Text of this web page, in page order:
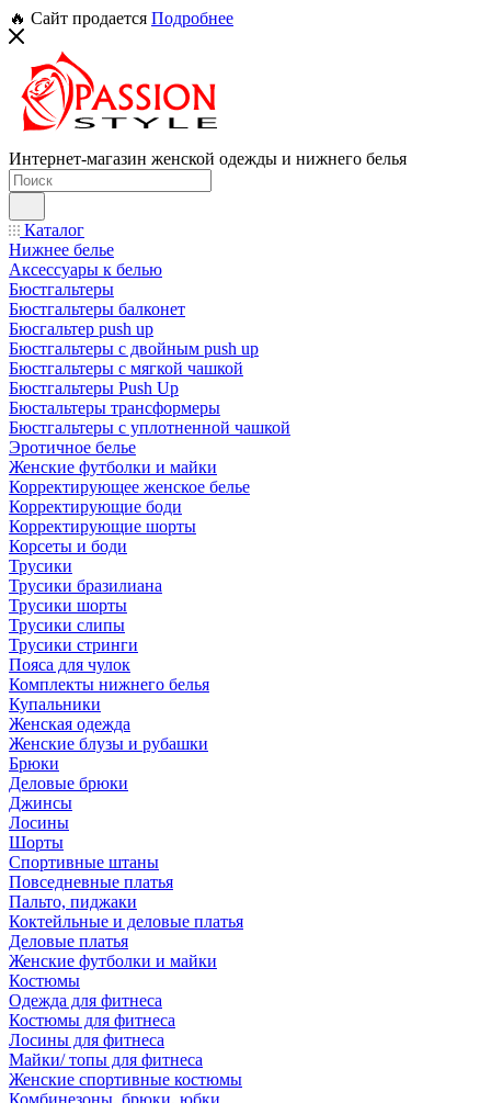
🔥 Сайт продается Подробнее
Интернет-магазин женской одежды и нижнего белья
Каталог
Нижнее белье
Аксессуары к белью
Бюстгальтеры
Бюстгальтеры балконет
Бюсгальтер push up
Бюстгальтеры с двойным push up
Бюстгальтеры с мягкой чашкой
Бюстгальтеры Push Up
Бюстальтеры трансформеры
Бюстгальтеры с уплотненной чашкой
Эротичное белье
Женские футболки и майки
Корректирующее женское белье
Корректирующие боди
Корректирующие шорты
Корсеты и боди
Трусики
Трусики бразилиана
Трусики шорты
Трусики слипы
Трусики стринги
Пояса для чулок
Комплекты нижнего белья
Купальники
Женская одежда
Женские блузы и рубашки
Брюки
Деловые брюки
Джинсы
Лосины
Шорты
Спортивные штаны
Повседневные платья
Пальто, пиджаки
Коктейльные и деловые платья
Деловые платья
Женские футболки и майки
Костюмы
Одежда для фитнеса
Костюмы для фитнеса
Лосины для фитнеса
Майки/ топы для фитнеса
Женские спортивные костюмы
Комбинезоны, брюки, юбки